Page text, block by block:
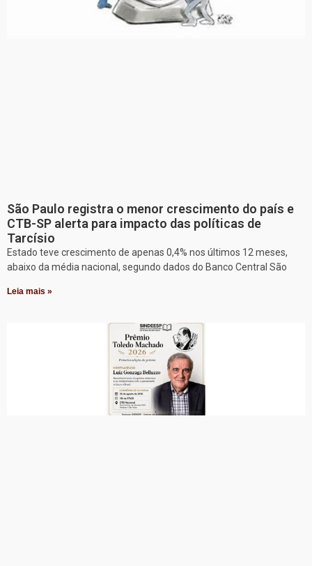
São Paulo registra o menor crescimento do país e
CTB-SP alerta para impacto das políticas de
Tarcísio
Estado teve crescimento de apenas 0,4% nos últimos 12 meses,
abaixo da média nacional, segundo dados do Banco Central São
Leia mais »